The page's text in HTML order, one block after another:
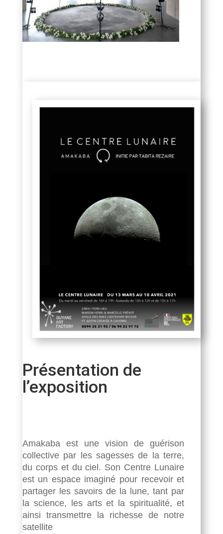
Présentation de
l’exposition
Amakaba est une vision de guérison
collective par les sagesses de la terre,
du corps et du ciel. Son Centre Lunaire
est un espace imaginé pour recevoir et
partager les savoirs de la lune, tant par
la science, les arts et la spiritualité, et
ainsi transmettre la richesse de notre
satellite